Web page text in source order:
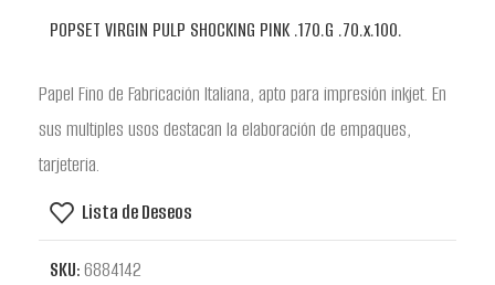
POPSET VIRGIN PULP SHOCKING PINK .170.G .70.x.100.
Papel Fino de Fabricación Italiana, apto para impresión inkjet. En
sus multiples usos destacan la elaboración de empaques,
tarjeteria.
Lista de Deseos
SKU:6884142